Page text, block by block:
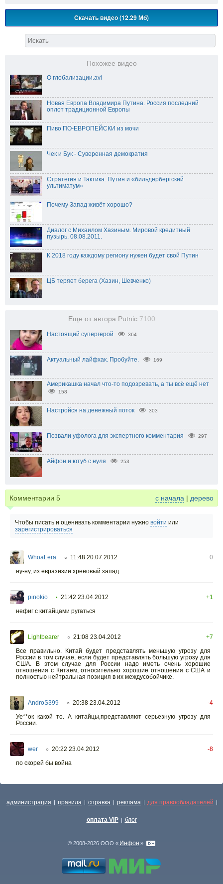
Скачать видео (12.29 Мб)
Похожее видео
О глобализации.avi
Новая Европа Владимира Путина. Россия последний
оплот традиционной Европы
Пиво ПО-ЕВРОПЕЙСКИ из мочи
Чек и Бук - Суверенная демократия
Стратегия и Тактика. Путин и «бильдербергский
ультиматум»
Почему Запад живёт хорошо?
Диалог с Михаилом Хазиным. Мировой кредитный
пузырь. 08.08.2011.
К 2018 году каждому региону нужен будет свой Путин
ЦБ теряет берега (Хазин, Шевченко)
Еще от автора Putnic 7100
Настоящий супергерой 364
Актуальный лайфхак. Пробуйте. 169
Америкашка начал что-то подозревать, а ты всё ещё нет
158
Настройся на денежный поток 303
Позвали уфолога для экспертного комментария 297
Айфон и ютуб с нуля 253
Комментарии 5 с начала | дерево
Чтобы писать и оценивать комментарии нужно войти или
зарегистрироваться
WhoaLera ○ 11:48 20.07.2012
0
ну-ну, из евразизии хреновый запад.
pinokio • 21:42 23.04.2012
+1
нефиг с китайцами ругаться
Lightbearer ○ 21:08 23.04.2012
+7
Все правильно. Китай будет представлять меньшую угрозу для
России в том случае, если будет представлять большую угрозу для
США. В этом случае для России надо иметь очень хорошие
отношения с Китаем, относительно хорошие отношения с США и
полностью нейтральная позиция в их междусобойчике.
AndroS399 ○ 20:38 23.04.2012
-4
Уе**ок какой то. А китайцы,представляют серьезную угрозу для
России.
wer ○ 20:22 23.04.2012
-8
по скорей бы война
администрация | правила | справка | реклама | для правообладателей |
оплата VIP | блог
© 2008-2026 ООО « Инфон »